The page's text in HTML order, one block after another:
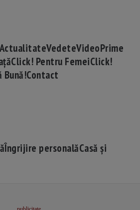
ActualitateVedeteVideoPrime
Click! Pentru FemeiClick!
Bună!Contact
Îngrijire personalăCasă și